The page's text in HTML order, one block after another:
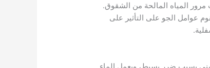
مرور المياه المالحة من الشقوق.
عوامل الجو على التأثير على
بسبب ضرر بسيط، ويعمل الماء